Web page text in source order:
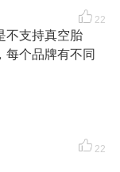
22
不支持真空胎
每个品牌有不同
22